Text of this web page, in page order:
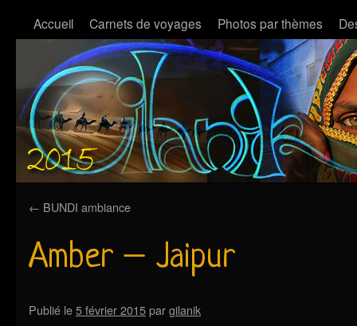
Accueil Carnets de voyages Photos par thèmes
← BUNDI ambiance
Amber – Jaipur
Publié le5 février 2015pargilanik